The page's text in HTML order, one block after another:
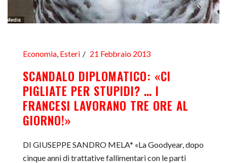
Economia, Esteri 21 Febbraio 2013
SCANDALO DIPLOMATICO: «CI
PIGLIATE PER STUPIDI? … I
FRANCESI LAVORANO TRE ORE AL
GIORNO!»
DI GIUSEPPE SANDRO MELA* «La Goodyear, dopo
cinque anni di trattative fallimentari con le parti